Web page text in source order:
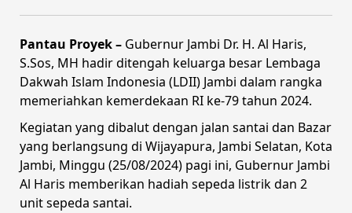
Pantau Proyek – Gubernur Jambi Dr. H. Al Haris,
S.Sos, MH hadir ditengah keluarga besar Lembaga
Dakwah Islam Indonesia (LDII) Jambi dalam rangka
memeriahkan kemerdekaan RI ke-79 tahun 2024.
Kegiatan yang dibalut dengan jalan santai dan Bazar
yang berlangsung di Wijayapura, Jambi Selatan, Kota
Jambi, Minggu (25/08/2024) pagi ini, Gubernur Jambi
Al Haris memberikan hadiah sepeda listrik dan 2
unit sepeda santai.